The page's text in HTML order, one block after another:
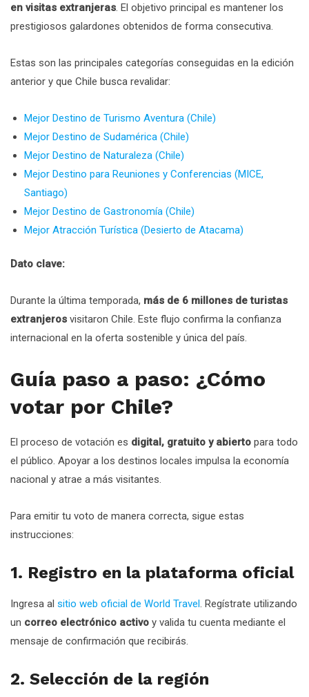
en visitas extranjeras . El objetivo principal es mantener los
prestigiosos galardones obtenidos de forma consecutiva.
Estas son las principales categorías conseguidas en la edición
anterior y que Chile busca revalidar:
Mejor Destino de Turismo Aventura (Chile)
Mejor Destino de Sudamérica (Chile)
Mejor Destino de Naturaleza (Chile)
Mejor Destino para Reuniones y Conferencias (MICE,
Santiago)
Mejor Destino de Gastronomía (Chile)
Mejor Atracción Turística (Desierto de Atacama)
Dato clave:
Durante la última temporada, más de 6 millones de turistas
extranjeros visitaron Chile. Este flujo confirma la confianza
internacional en la oferta sostenible y única del país.
Guía paso a paso: ¿Cómo
votar por Chile?
El proceso de votación es digital, gratuito y abierto para todo
el público. Apoyar a los destinos locales impulsa la economía
nacional y atrae a más visitantes.
Para emitir tu voto de manera correcta, sigue estas
instrucciones:
1. Registro en la plataforma oficial
Ingresa al sitio web oficial de World Travel. Regístrate utilizando
un correo electrónico activo y valida tu cuenta mediante el
mensaje de confirmación que recibirás.
2. Selección de la región